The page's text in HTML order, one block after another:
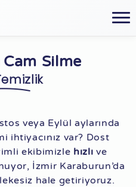
Silme
veya Eylül aylarında
ihtiyacınız var? Dost
ekibimizle hızlı ve
İzmir Karaburun’da
lekesiz hale getiriyoruz.